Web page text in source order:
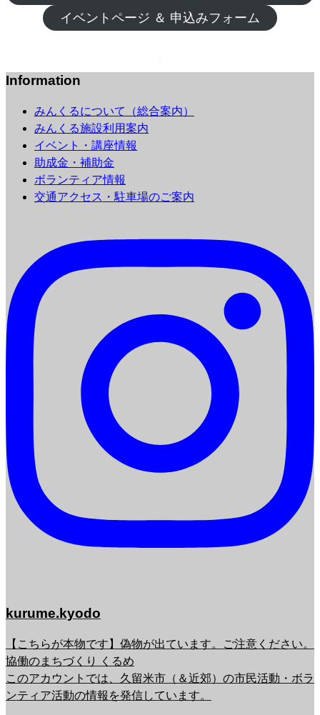
イベントページ ＆ 申込みフォーム
Information
みんくるについて（総合案内）
みんくる施設利用案内
イベント・講座情報
助成金・補助金
ボランティア情報
交通アクセス・駐車場のご案内
kurume.kyodo
【こちらが本物です】偽物が出ています。ご注意ください。
協働のまちづくり くるめ
このアカウントでは、久留米市（＆近郊）の市民活動・ボラ
ンティア活動の情報を発信しています。